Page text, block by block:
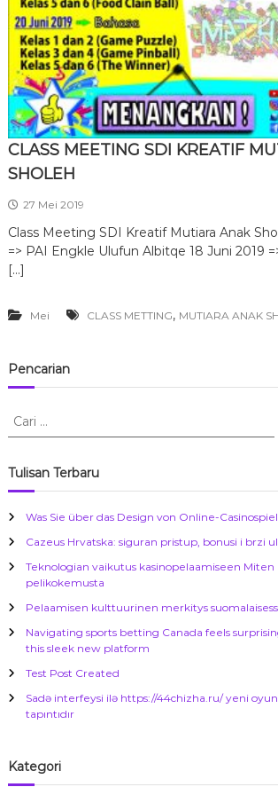
CLASS MEETING SDI KREATIF
SHOLEH
27 Mei 2019
Class Meeting SDI Kreatif Mutiara Anak
=> PAI Engkle Ulufun Albitqe 18 Juni 2019
[…]
Mei CLASS METTING, MUTIARA ANAK
Pencarian
C
i
:
Tulisan Terbaru
Was Sie über das Design von Online-
Cazeus Hrvatska: siguran pristup, bonusi i brzi
Teknologian vaikutus kasinopelaamiseen
pelikokemusta
Pelaamisen kulttuurinen merkitys
Navigating sports betting Canada feels
this sleek new platform
Test Post Created
Sadə interfeysi ilə https://44chizha.ru/ yeni
tapıntıdır
Kategori